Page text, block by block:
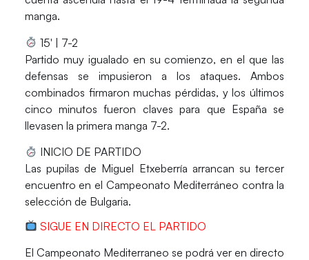
manga.
15′ | 7-2
Partido muy igualado en su comienzo, en el que las
defensas se impusieron a los ataques. Ambos
combinados firmaron muchas pérdidas, y los últimos
cinco minutos fueron claves para que España se
llevasen la primera manga 7-2.
INICIO DE PARTIDO
Las pupilas de Miguel Etxeberría arrancan su tercer
encuentro en el Campeonato Mediterráneo contrala
selección de Bulgaria.
SIGUE EN DIRECTO EL PARTIDO
El Campeonato Mediterraneo se podrá ver en directo